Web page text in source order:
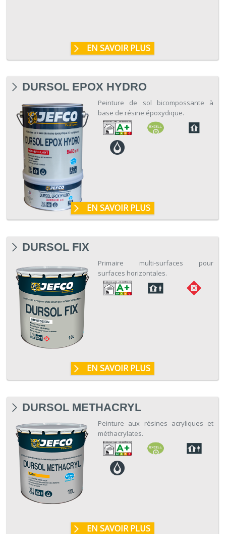
EN SAVOIR PLUS
DURSOL EPOX HYDRO
Peinture de sol bicompossante à
base de résine époxydique.
EN SAVOIR PLUS
DURSOL FIX
Primaire multi-surfaces pour
surfaces horizontales.
EN SAVOIR PLUS
DURSOL METHACRYL
Peinture aux résines acryliques et
méthacrylates.
EN SAVOIR PLUS